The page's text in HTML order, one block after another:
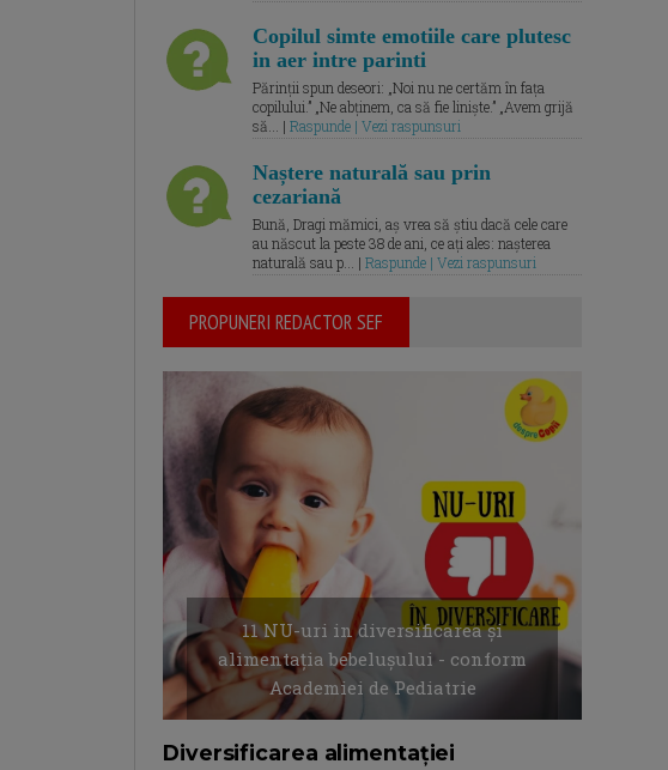
Copilul simte emotiile care plutesc
in aer intre parinti
Părinții spun deseori: „Noi nu ne certăm în fața
copilului.” „Ne abținem, ca să fie liniște.” „Avem grijă
să... | Raspunde | Vezi raspunsuri
Naștere naturală sau prin
cezariană
Bună, Dragi mămici, aș vrea să știu dacă cele care
au născut la peste 38 de ani, ce ați ales: nașterea
naturală sau p... | Raspunde | Vezi raspunsuri
PROPUNERI REDACTOR SEF
11 NU-uri in diversificarea și
alimentația bebelușului - conform
Academiei de Pediatrie
Diversificarea alimentației